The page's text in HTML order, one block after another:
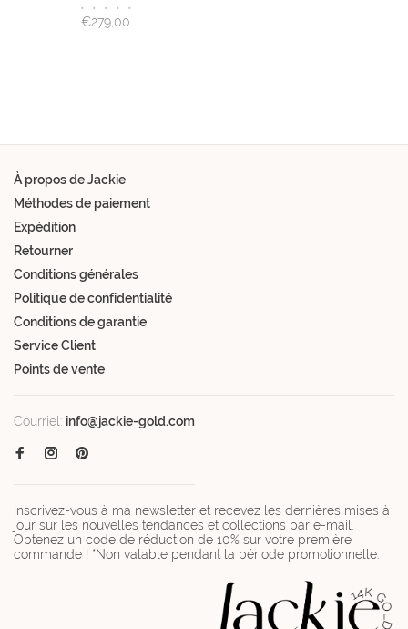
• • • • •
€279,00
À propos de Jackie
Méthodes de paiement
Expédition
Retourner
Conditions générales
Politique de confidentialité
Conditions de garantie
Service Client
Points de vente
Courriel: info@jackie-gold.com
Inscrivez-vous à ma newsletter et recevez les dernières mises à
jour sur les nouvelles tendances et collections par e-mail.
Obtenez un code de réduction de 10% sur votre première
commande ! *Non valable pendant la période promotionnelle.